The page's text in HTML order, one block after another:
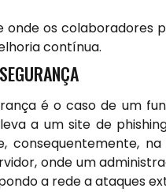
os colaboradores
contínua.
é o caso de um
a um site de
onde um
a rede a ataques